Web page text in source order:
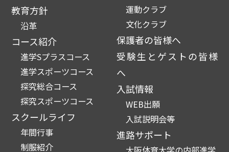
教育方針
沿革
コース紹介
進学Sプラスコース
進学スポーツコース
探究総合コース
探究スポーツコース
スクールライフ
年間行事
制服紹介
運動クラブ
文化クラブ
保護者の皆様へ
受験生とゲストの皆様
へ
入試情報
WEB出願
入試説明会等
進路サポート